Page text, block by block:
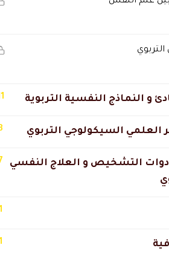
و النماذج النفسية التربوية
العلمي السيكولوجي التربوي
التشخيص و العلاج النفسي
1
1
أوجه الشكر للدكتور و ا احمد
رأيك بعد الدراسة